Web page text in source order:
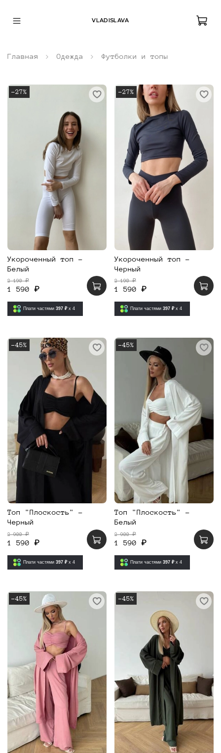
VLADISLAVA
Главная Одежда Футболки и топы
-27%
Укороченный топ -
Белый
2 190 ₽
1 590 ₽
Плати частями 397 ₽ x 4
-27%
Укороченный топ -
Черный
2 190 ₽
1 590 ₽
Плати частями 397 ₽ x 4
-45%
Топ "Плоскость" -
Черный
2 900 ₽
1 590 ₽
Плати частями 397 ₽ x 4
-45%
Топ "Плоскость" -
Белый
2 900 ₽
1 590 ₽
Плати частями 397 ₽ x 4
-45% -45%